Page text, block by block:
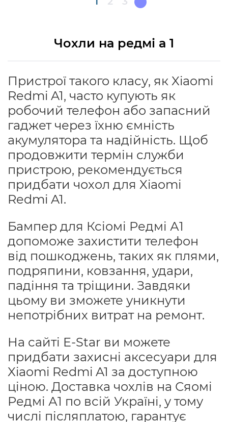
сторінка
Чохли на редмі а 1
Пристрої такого класу, як Xiaomi
Redmi A1, часто купують як
робочий телефон або запасний
гаджет через їхню ємність
акумулятора та надійність. Щоб
продовжити термін служби
пристрою, рекомендується
придбати чохол для Xiaomi
Redmi A1.
Бампер для Ксіомі Редмі А1
допоможе захистити телефон
від пошкоджень, таких як плями,
подряпини, ковзання, удари,
падіння та тріщини. Завдяки
цьому ви зможете уникнути
непотрібних витрат на ремонт.
На сайті E-Star ви можете
придбати захисні аксесуари для
Xiaomi Redmi A1 за доступною
ціною. Доставка чохлів на Сяомі
Редмі А1 по всій Україні, у тому
числі післяплатою, гарантує